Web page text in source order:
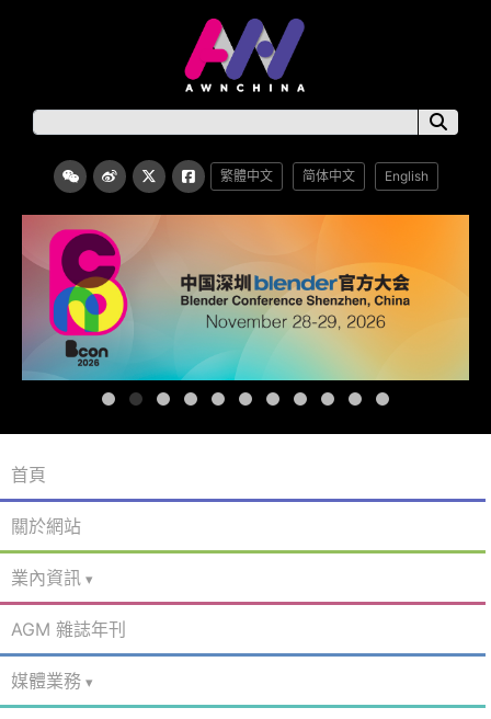
繁體中文 简体中文 English
首頁
關於網站
業內資訊
AGM 雜誌年刊
媒體業務